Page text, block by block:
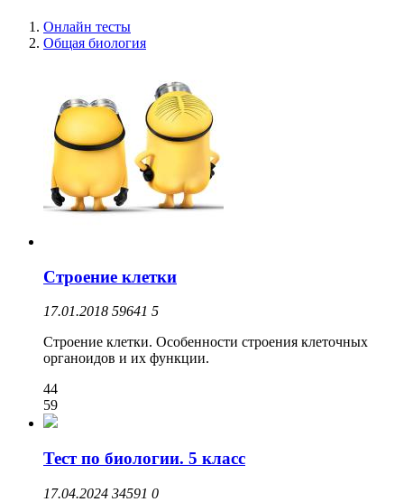
Онлайн тесты
Общая биология
Строение клетки
17.01.2018 59641 5
Строение клетки. Особенности строения клеточных
органоидов и их функции.
44
59
Тест по биологии. 5 класс
17.04.2024 34591 0